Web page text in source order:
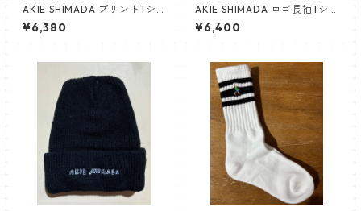
AKIE SHIMADA プリントTシ
ャツ（黒）
¥6,380
AKIE SHIMADA ロゴ長袖Tシ
ャツ（アイビーグリーン）NE
W!!
¥6,400